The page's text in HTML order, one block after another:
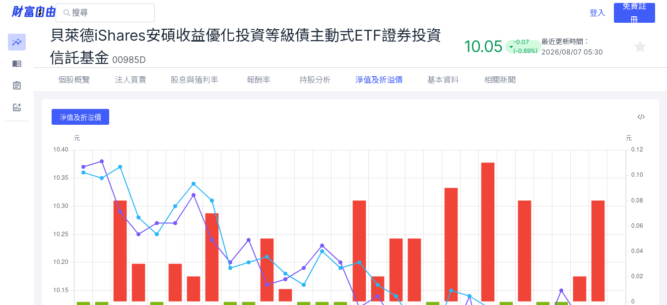
登入
免費註
冊
貝萊德iShares安碩收益優化投資等級債主動式ETF證券投資
信託基金 00985D
10.05
-0.07
(-0.69%)
最近更新時間：
2026/08/07 05:30
個股概覽 法人買賣 股息與殖利率 報酬率 持股分析 淨值及折溢價 基本資料 相關新聞
淨值及折溢價